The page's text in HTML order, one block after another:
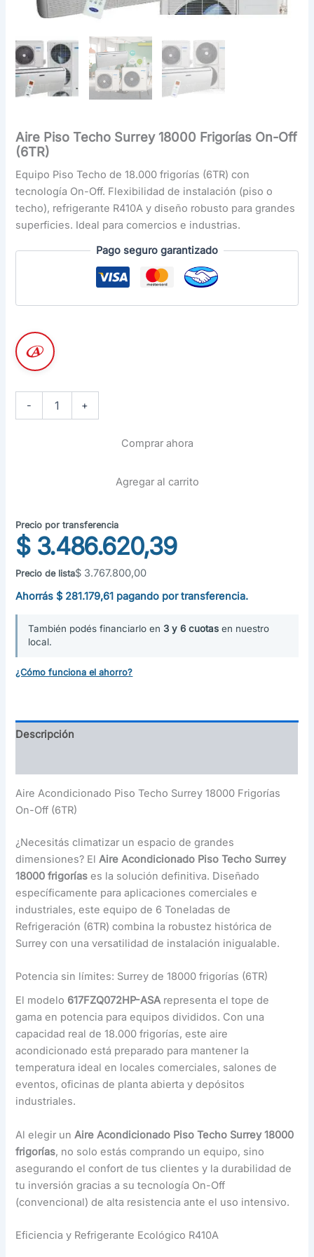
Aire Piso Techo Surrey 18000 Frigorías On-Off
(6TR)
Equipo Piso Techo de 18.000 frigorías (6TR) con
tecnología On-Off. Flexibilidad de instalación (piso o
techo), refrigerante R410A y diseño robusto para grandes
superficies. Ideal para comercios e industrias.
Pago seguro garantizado
Comprar ahora
-
cantidad
+
Agregar al carrito
Precio por transferencia
$3.486.620,39
Precio de lista$ 3.767.800,00
Ahorrás $ 281.179,61 pagando por transferencia.
También podés financiarlo en 3 y 6 cuotas en nuestro
local.
¿Cómo funciona el ahorro?
Descripción
Aire Acondicionado Piso Techo Surrey 18000 Frigorías
On-Off (6TR)
¿Necesitás climatizar un espacio de grandes
dimensiones? ElAire Acondicionado Piso Techo Surrey
18000 frigorías es la solución definitiva. Diseñado
específicamente para aplicaciones comerciales e
industriales, este equipo de 6 Toneladas de
Refrigeración (6TR) combina la robustez histórica de
Surrey con una versatilidad de instalación inigualable.
Potencia sin límites: Surrey de 18000 frigorías (6TR)
El modelo 617FZQ072HP-ASArepresenta el tope de
gama en potencia para equipos divididos. Con una
capacidad real de 18.000 frigorías, este aire
acondicionado está preparado para mantener la
temperatura ideal en locales comerciales, salones de
eventos, oficinas de planta abierta y depósitos
industriales.
Al elegir unAire Acondicionado Piso Techo Surrey 18000
frigorías, no solo estás comprando un equipo, sino
asegurando el confort de tus clientes y la durabilidad de
tu inversión gracias a su tecnología On-Off
(convencional) de alta resistencia ante el uso intensivo.
Eficiencia y Refrigerante Ecológico R410A